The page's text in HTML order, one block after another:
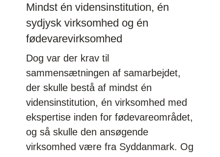
Mindst én vidensinstitution, én
sydjysk virksomhed og én
fødevarevirksomhed
Dog var der krav til
sammensætningen af samarbejdet,
der skulle bestå af mindst én
vidensinstitution, én virksomhed med
ekspertise inden for fødevareområdet,
og så skulle den ansøgende
virksomhed være fra Syddanmark. Og